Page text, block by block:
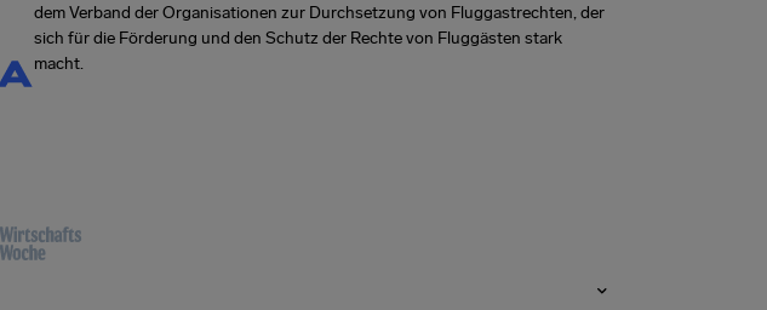
dem Verband der Organisationen zur Durchsetzung von Fluggastrechten, der
sich für die Förderung und den Schutz der Rechte von Fluggästen stark
macht.